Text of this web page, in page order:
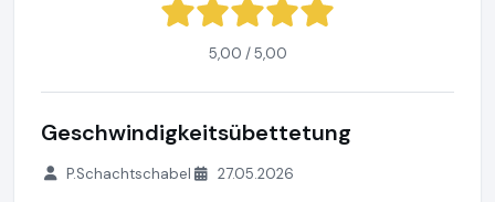
5,00 / 5,00
Geschwindigkeitsübettetung
P.Schachtschabel 27.05.2026